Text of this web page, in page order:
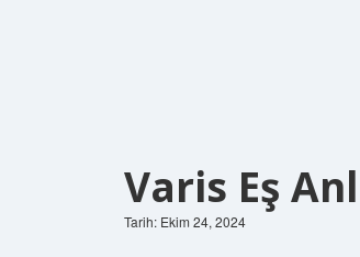
Varis Eş
Tarih: Ekim 24, 2024